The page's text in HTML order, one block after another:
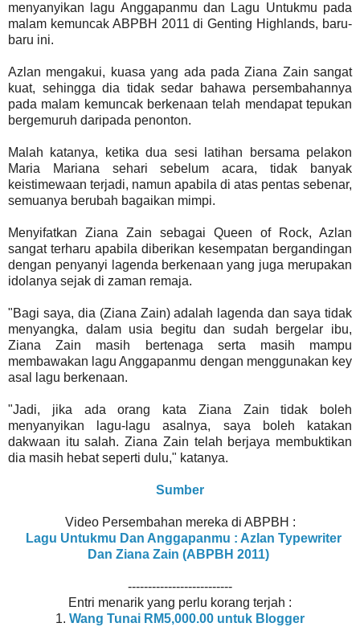
menyanyikan lagu Anggapanmu dan Lagu Untukmu pada
malam kemuncak ABPBH 2011 di Genting Highlands, baru-
baru ini.
Azlan mengakui, kuasa yang ada pada Ziana Zain sangat
kuat, sehingga dia tidak sedar bahawa persembahannya
pada malam kemuncak berkenaan telah mendapat tepukan
bergemuruh daripada penonton.
Malah katanya, ketika dua sesi latihan bersama pelakon
Maria Mariana sehari sebelum acara, tidak banyak
keistimewaan terjadi, namun apabila di atas pentas sebenar,
semuanya berubah bagaikan mimpi.
Menyifatkan Ziana Zain sebagai Queen of Rock, Azlan
sangat terharu apabila diberikan kesempatan bergandingan
dengan penyanyi lagenda berkenaan yang juga merupakan
idolanya sejak di zaman remaja.
"Bagi saya, dia (Ziana Zain) adalah lagenda dan saya tidak
menyangka, dalam usia begitu dan sudah bergelar ibu,
Ziana Zain masih bertenaga serta masih mampu
membawakan lagu Anggapanmu dengan menggunakan key
asal lagu berkenaan.
"Jadi, jika ada orang kata Ziana Zain tidak boleh
menyanyikan lagu-lagu asalnya, saya boleh katakan
dakwaan itu salah. Ziana Zain telah berjaya membuktikan
dia masih hebat seperti dulu," katanya.
Sumber
Video Persembahan mereka di ABPBH :
Lagu Untukmu Dan Anggapanmu : Azlan Typewriter
Dan Ziana Zain (ABPBH 2011)
--------------------------
Entri menarik yang perlu korang terjah :
1. Wang Tunai RM5,000.00 untuk Blogger